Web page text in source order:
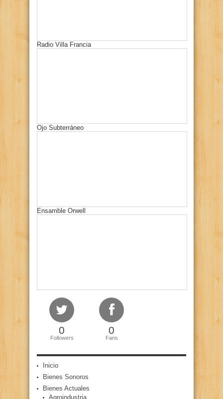
Radio Villa Francia
Ojo Subterráneo
Ensamble Orwell
0
Followers
0
Fans
Inicio
Bienes Sonoros
Bienes Actuales
Agroindustria